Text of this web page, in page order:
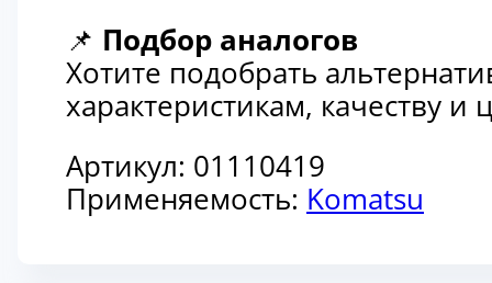
📌 Подбор аналогов
Хотите подобрать
характеристикам, качеству
Артикул: 01110419
Применяемость: Komatsu